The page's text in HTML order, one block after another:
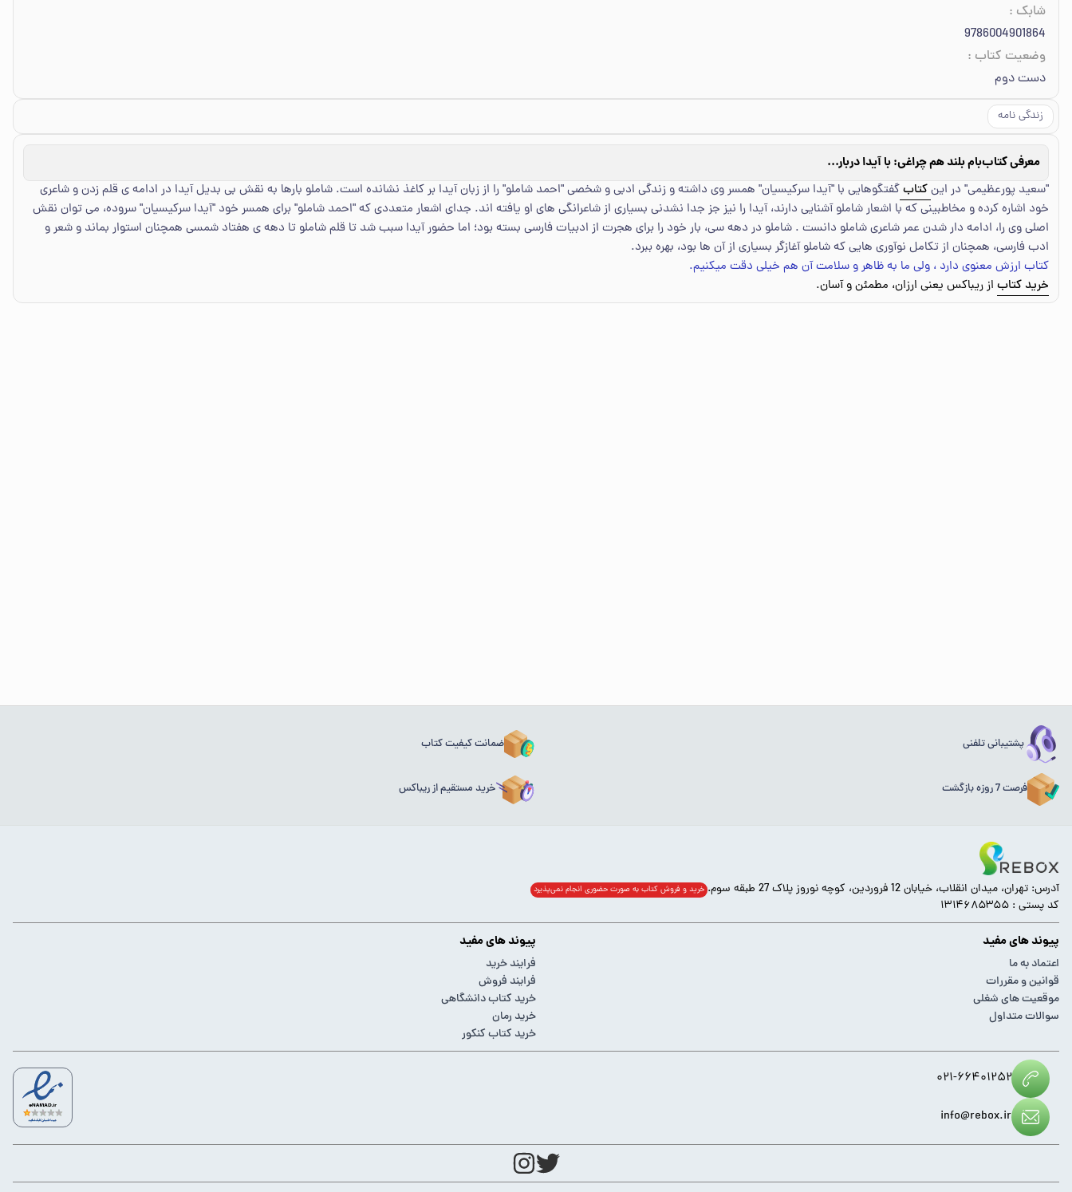
شابک :
9786004901864
وضعیت کتاب :
دست دوم
زندگی نامه
معرفی کتاب بام بلند هم چراغی:‌ با آیدا درباره احمد شاملو
"سعید پورعظیمی" در اینکتابگفتگوهایی با "آیدا سرکیسیان" همسر وی داشته و زندگی ادبی و شخصی "احمد شاملو" را از زبان آیدا بر کاغذ نشانده است. شاملو بارها به نقش بی بدیل آیدا در ادامه ی قلم زدن و شاعری
خود اشاره کرده و مخاطبینی که با اشعار شاملو آشنایی دارند، آیدا را نیز جز جدا نشدنی بسیاری از شاعرانگی های او یافته اند. جدای اشعار متعددی که "احمد شاملو" برای همسر خود "آیدا سرکیسیان" سروده، می توان نقش
اصلی وی را، ادامه دار شدن عمر شاعری شاملو دانست . شاملو در دهه سی، بار خود را برای هجرت از ادبیات فارسی بسته بود؛ اما حضور آیدا سبب شد تا قلم شاملو تا دهه ی هفتاد شمسی همچنان استوار بماند و شعر و
ادب فارسی، همچنان از تکامل نوآوری هایی که شاملو آغازگر بسیاری از آن ها بود، بهره ببرد.
کتاب ارزش معنوی دارد ، ولی ما به ظاهر و سلامت آن هم خیلی دقت میکنیم.
خرید کتاب از ریباکس یعنی ارزان، مطمئن و آسان.
پشتیبانی تلفنی ضمانت کیفیت کتاب
فرصت 7 روزه بازگشت خرید مستقیم از ریباکس
آدرس: تهران، میدان انقلاب، خیابان 12 فروردین، کوچه نوروز پلاک 27 طبقه سوم. خرید و فروش کتاب به صورت حضوری انجام‌ نمی‌پذیرد
کد پستی : ۱۳۱۴۶۸۵۳۵۵
پیوند های مفید
اعتماد به ما
قوانین و مقررات
موقعیت های شغلی
سوالات متداول
پیوند های مفید
فرایند خرید
فرایند فروش
خرید کتاب دانشگاهی
خرید رمان
خرید کتاب کنکور
۰۲۱-۶۶۴۰۱۲۵۲
info@rebox.ir